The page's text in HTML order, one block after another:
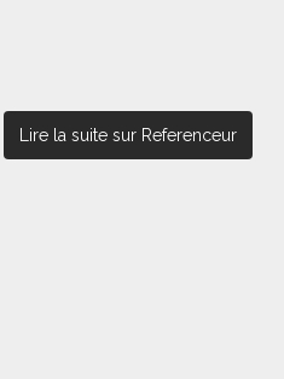
Lire la suite sur Referenceur